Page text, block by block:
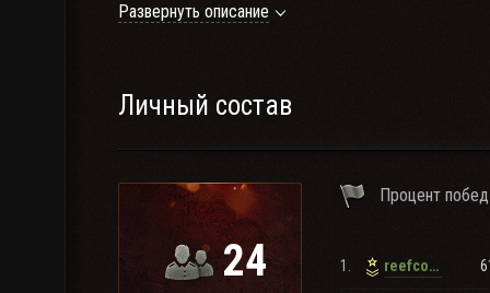
1. 48%+
хорошим дамагом. Либо СКИЛЛованный ФАНовый
Развернуть описание
Личный состав
24
Процент побед
1. reefcoda